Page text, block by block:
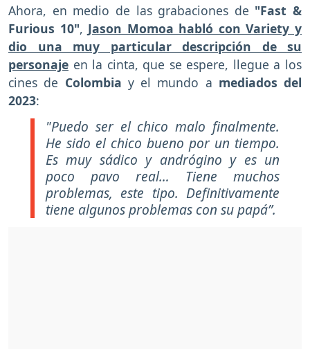
Ahora, en medio de las grabaciones de "Fast &
Furious 10", Jason Momoa habló con Variety y
dio una muy particular descripción de su
personaje en la cinta, que se espere, llegue a los
cines de Colombia y el mundo a mediados del
2023:
"Puedo ser el chico malo finalmente.
He sido el chico bueno por un tiempo.
Es muy sádico y andrógino y es un
poco pavo real… Tiene muchos
problemas, este tipo. Definitivamente
tiene algunos problemas con su papá”.